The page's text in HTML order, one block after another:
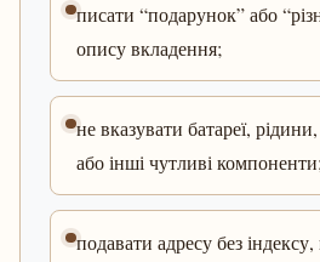
писати “подарунок” або
опису вкладення;
не вказувати батареї,
або інші чутливі компоненти;
подавати адресу без індексу,